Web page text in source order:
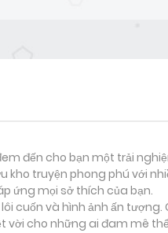
đến cho bạn một trải
truyện phong phú với
ứng mọi sở thích của bạn.
cuốn và hình ảnh ấn tượng.
vời cho những ai đam mê